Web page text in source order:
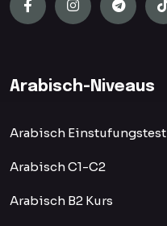
Arabisch-Niveaus
Arabisch Einstufungstest
Arabisch C1-C2
Arabisch B2 Kurs